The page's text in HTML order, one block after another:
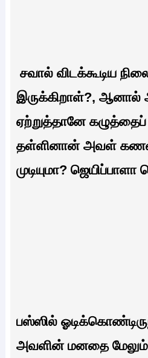
சவால் விடக்கூடிய
இருக்கிறாள்?,
ஏற்றுத்தானே கழுத்தைப்
தள்ளினான் அவள்
முடியுமா?
பஸ்ஸில்
அவளின் மனதை